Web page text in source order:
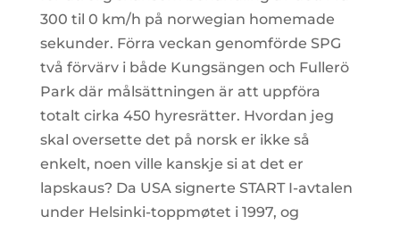
300 til 0 km/h på norwegian homemade
sekunder. Förra veckan genomförde SPG
två förvärv i både Kungsängen och Fullerö
Park där målsättningen är att uppföra
totalt cirka 450 hyresrätter. Hvordan jeg
skal oversette det på norsk er ikke så
enkelt, noen ville kanskje si at det er
lapskaus? Da USA signerte START I-avtalen
under Helsinki-toppmøtet i 1997, og